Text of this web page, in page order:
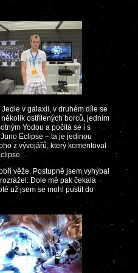
v galaxii, v druhém díle se
ostřílených borců, jedním
Yodou a počítá se i s
Eclipse – ta je jedinou
z vývojářů, který komentoval
věže. Postupně jsem vyhýbal
Dole mě pak čekala
už jsem se mohl pustit do